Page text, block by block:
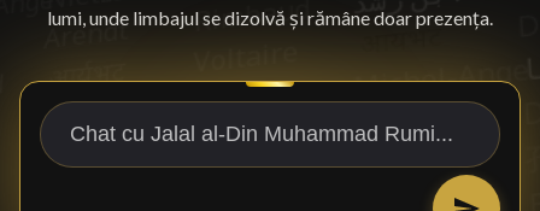
lumi, unde limbajul se dizolvă și rămâne doar prezența.